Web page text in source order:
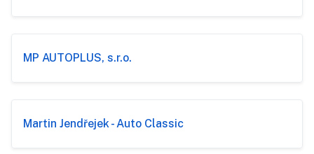
MP AUTOPLUS, s.r.o.
Martin Jendřejek - Auto Classic